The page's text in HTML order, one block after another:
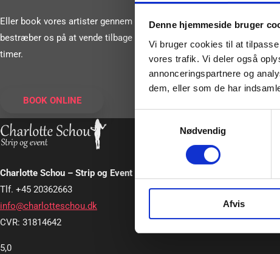
Denne hjemmeside bruger
Vi bruger cookies til at
vores trafik. Vi deler også
annonceringspartnere og
dem, eller som de har
Samtykkevalg
Nødvendig
Afvis
Eller book vores artister gennem vores formular. Vi
bestræber os på at vende tilbage til dig inden for 24
timer.
BOOK ONLINE
Charlotte Schou – Strip og Event
Tlf. +45 20362663
info@charlotteschou.dk
CVR: 31814642
5,0